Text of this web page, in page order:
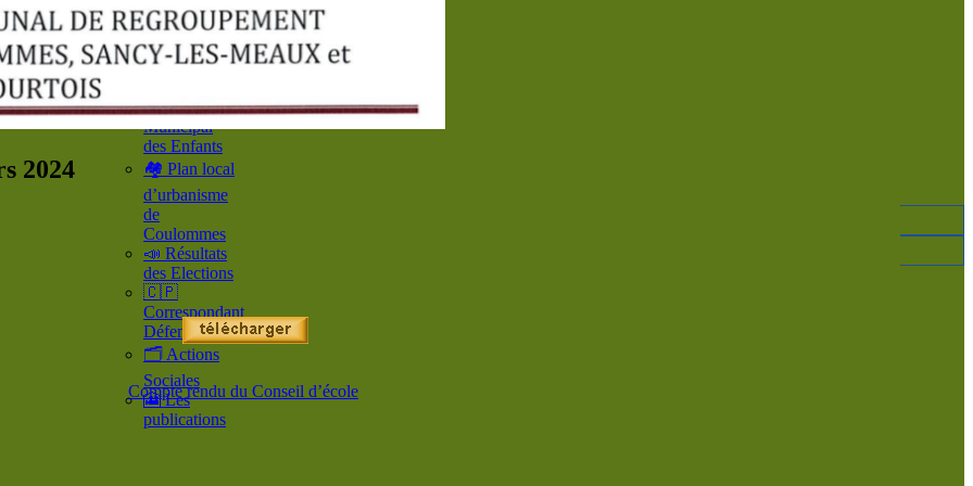
📘 Les
comptes
rendus
💾 Arrêtés
🚸 Conseil
Municipal
des Enfants
🏘️ Plan local
d’urbanisme
de
Coulommes
📣 Résultats
des Elections
🇨🇵
Correspondant
Défense
🗂️ Actions
Sociales
🎦 Les
publications
2024
Compte rendu du Conseil d’école